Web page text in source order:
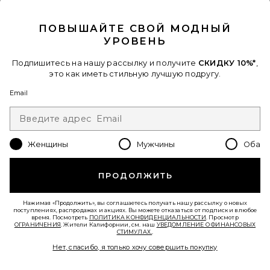
$187 Previous price:
$219
Favorite ВЕЧЕРНЕЕ ПЛАТЬЕ JACKIE
ПОВЫШАЙТЕ СВОЙ МОДНЫЙ
УРОВЕНЬ
Подпишитесь на нашу рассылку и получите СКИДКУ 10%*
это как иметь стильную лучшую подругу.
Email
Женщины Мужчины Оба
ПРОДОЛЖИТЬ
Нажимая «Продолжить», вы соглашаетесь получать нашу рассылку о новых
поступлениях, распродажах и акциях. Вы можете отказаться от подписки в любое
время. Посмотреть ПОЛИТИКА КОНФИДЕНЦИАЛЬНОСТИ . Просмотр
ОГРАНИЧЕНИЯ . Жители Калифорнии, см. наш УВЕДОМЛЕНИЕ О ФИНАНСОВЫХ
СТИМУЛАХ.
Нет, спасибо, я только хочу совершить покупку